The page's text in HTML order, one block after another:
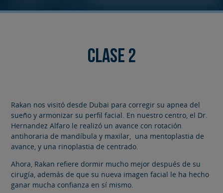
Clase 2
Rakan nos visitó desde Dubai para corregir su apnea del
sueño y armonizar su perfil facial. En nuestro centro, el Dr.
Hernandez Alfaro le realizó un avance con rotación
antihoraria de mandíbula y maxilar, una mentoplastia de
avance, y una rinoplastia de centrado.
Ahora, Rakan refiere dormir mucho mejor después de su
cirugía, además de que su nueva imagen facial le ha hecho
ganar mucha confianza en sí mismo.